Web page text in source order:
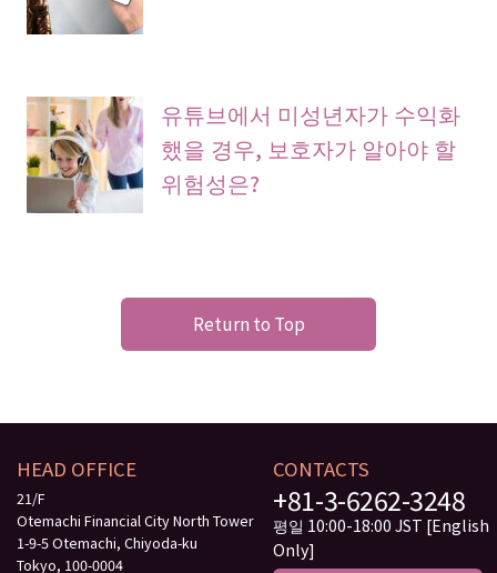
유튜브에서 미성년자가 수익화
했을 경우, 보호자가 알아야 할
위험성은?
Return to Top
HEAD OFFICE
21/F
Otemachi Financial City North Tower
1-9-5 Otemachi, Chiyoda-ku
Tokyo, 100-0004
CONTACTS
+81-3-6262-3248
평일 10:00-18:00 JST [English
Only]